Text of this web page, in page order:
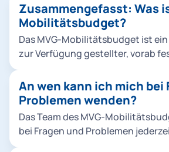
Zusammengefasst: Was
Mobilitätsbudget?
Das MVG-Mobilitätsbudget ist
zur Verfügung gestellter, vorab
Nutzung unterschiedlicher
innerhalb der MVGO App
Fahrten als auch den Weg zur
MVG-Mobilitätsbudget kann
An wen kann ich mich bei
Problemen wenden?
Das Team des MVG-
bei Fragen und Problemen